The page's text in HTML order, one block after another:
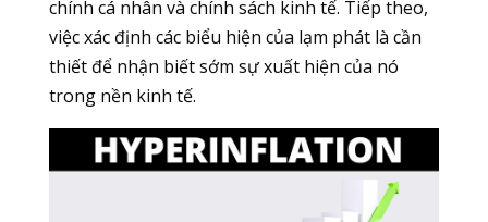
chính cá nhân và chính sách kinh tế. Tiếp theo,
việc xác định các biểu hiện của lạm phát là cần
thiết để nhận biết sớm sự xuất hiện của nó
trong nền kinh tế.